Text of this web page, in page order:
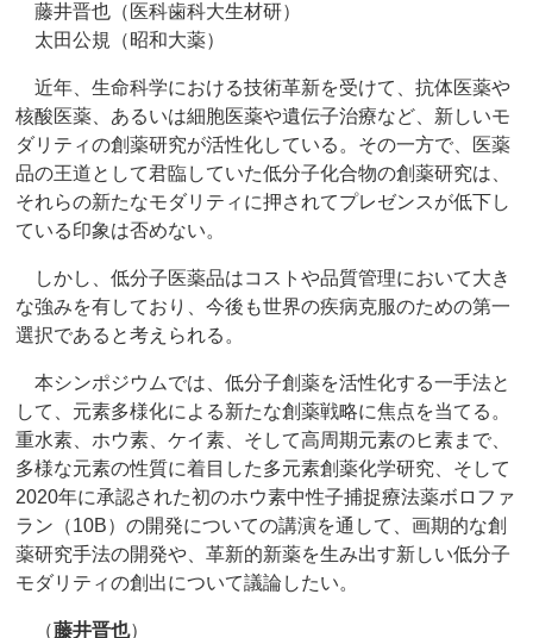
藤井晋也（医科歯科大生材研）
太田公規（昭和大薬）
近年、生命科学における技術革新を受けて、抗体医薬や
核酸医薬、あるいは細胞医薬や遺伝子治療など、新しいモ
ダリティの創薬研究が活性化している。その一方で、医薬
品の王道として君臨していた低分子化合物の創薬研究は、
それらの新たなモダリティに押されてプレゼンスが低下し
ている印象は否めない。
しかし、低分子医薬品はコストや品質管理において大き
な強みを有しており、今後も世界の疾病克服のための第一
選択であると考えられる。
本シンポジウムでは、低分子創薬を活性化する一手法と
して、元素多様化による新たな創薬戦略に焦点を当てる。
重水素、ホウ素、ケイ素、そして高周期元素のヒ素まで、
多様な元素の性質に着目した多元素創薬化学研究、そして
2020年に承認された初のホウ素中性子捕捉療法薬ボロファ
ラン（10B）の開発についての講演を通して、画期的な創
薬研究手法の開発や、革新的新薬を生み出す新しい低分子
モダリティの創出について議論したい。
（藤井晋也）